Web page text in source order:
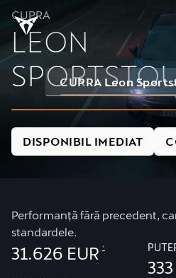
CUPRA Leon
CUPRA
LEON
DISPONIBIL IMEDIAT
Performanță fără precedent,
standardele.
31.626 EUR *
333